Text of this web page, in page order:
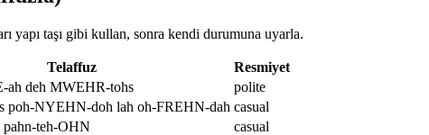
yapı taşı gibi kullan, sonra kendi durumuna uyarla.
Telaffuz
Resmiyet
ah deh MWEHR-tohs
polite
poh-NYEHN-doh lah oh-FREHN-dah casual
teh-OHN
casual